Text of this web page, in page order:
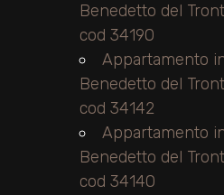
Benedetto del
cod 34190
Appartamento
Benedetto del
cod 34142
Appartamento
Benedetto del
cod 34140